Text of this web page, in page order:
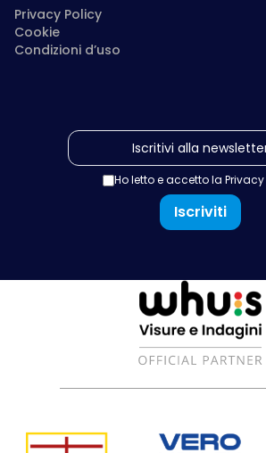
Privacy Policy
Cookie
Condizioni d’uso
Ho letto e accetto la
Iscriviti